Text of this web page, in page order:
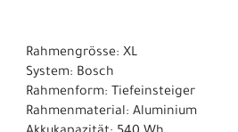
Rahmengrösse: XL
System: Bosch
Rahmenform: Tiefeinsteiger
Rahmenmaterial: Aluminium